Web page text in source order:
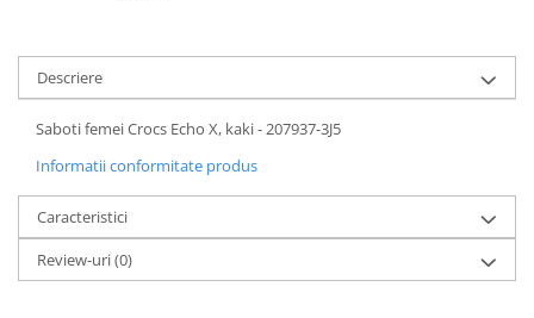
Descriere
Saboti femei Crocs Echo X, kaki - 207937-3J5
Informatii conformitate produs
Caracteristici
Review-uri(0)